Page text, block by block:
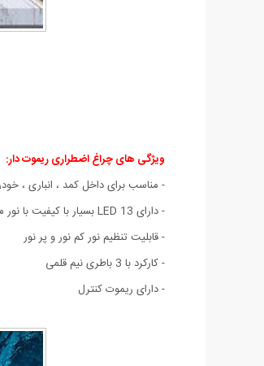
ویژگی های چراغ اضطراری ریموت دار:
- مناسب برای داخل کمد ، انباری ،
- دارای LED 13 بسیار با کیفیت با نور مهتابی
- قابلیت تنظیم نور کم نور و پر نور
- کارکرد با 3 باطری نیم قلمی
- دارای ریموت کنترل